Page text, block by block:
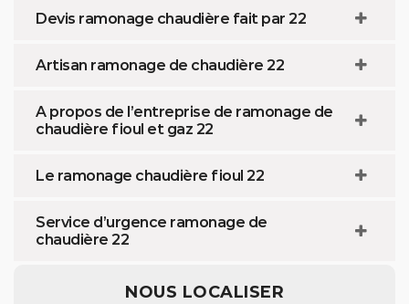
Devis ramonage chaudière fait par 22
Artisan ramonage de chaudière 22
A propos de l’entreprise de ramonage de
chaudière fioul et gaz 22
Le ramonage chaudière fioul 22
Service d’urgence ramonage de
chaudière 22
NOUS LOCALISER